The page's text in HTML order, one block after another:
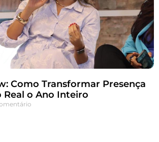
Como Transformar Presença
Real o Ano Inteiro